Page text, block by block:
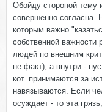
Обойду стороной тему
совершенно согласна.
которым важно
собственной важности
людей по внешним
не факт), а внутри -
кот. принимаются за
навязываются. Если
осуждает - то эта